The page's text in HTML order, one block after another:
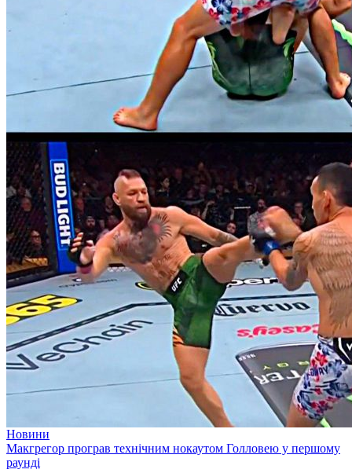
Новини
Макгрегор програв технічним нокаутом Голловею у першому
раунді